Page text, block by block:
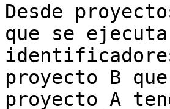
Desde
que se
proyecto B
proyecto A